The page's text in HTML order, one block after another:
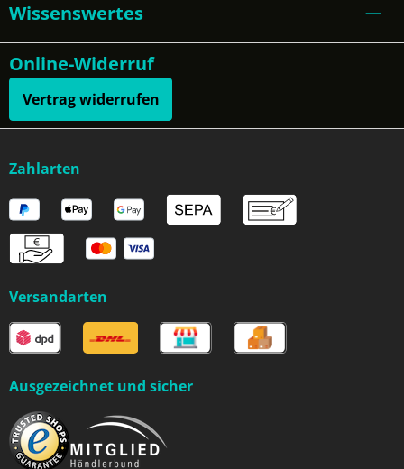
Wissenswertes
Online-Widerruf
Vertrag widerrufen
Zahlarten
Versandarten
Ausgezeichnet und sicher